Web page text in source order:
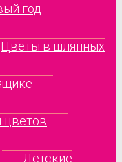
год
Цветы в шляпных
цветов
Детские